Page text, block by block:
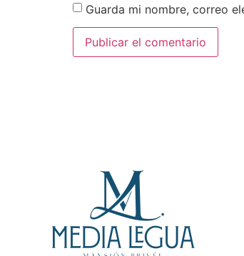
Guarda mi nombre, correo